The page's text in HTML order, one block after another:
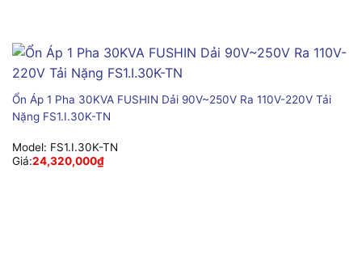
Ổn Áp 1 Pha 30KVA FUSHIN Dải 90V~250V Ra 110V-220V Tải
Nặng FS1.I.30K-TN
Model: FS1.I.30K-TN
Giá:24,320,000₫